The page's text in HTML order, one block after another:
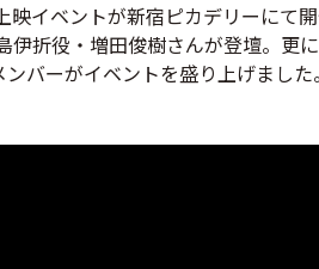
イベントが新宿ピカデリーにて
折役・増田俊樹さんが登壇。更
バーがイベントを盛り上げました。